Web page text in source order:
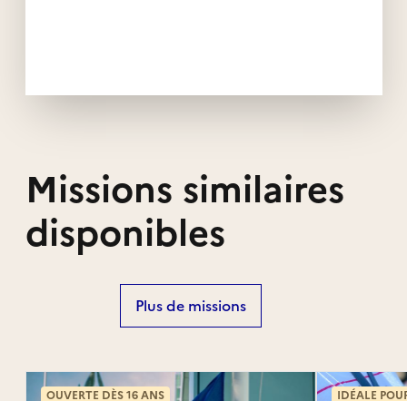
Missions similaires
disponibles
Plus de missions
OUVERTE DÈS 16 ANS IDÉALE